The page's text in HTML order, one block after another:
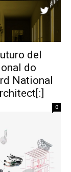
del
do
National
0